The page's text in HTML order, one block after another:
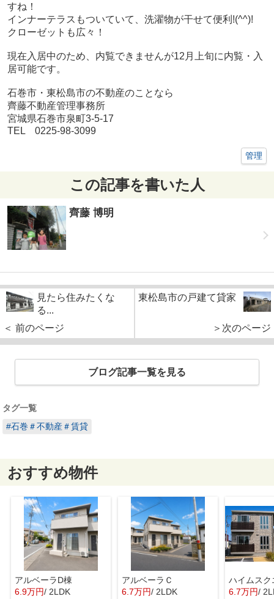
すね！
インナーテラスもついていて、洗濯物が干せて便利!(^^)!
クローゼットも広々！
現在入居中のため、内覧できませんが12月上旬に内覧・入
居可能です。
石巻市・東松島市の不動産のことなら
齊藤不動産管理事務所
宮城県石巻市泉町3-5-17
TEL 0225-98-3099
管理
この記事を書いた人
齊藤 博明
見たら住みたくな
る...
＜ 前のページ
東松島市の戸建て貸家
＞次のページ
ブログ記事一覧を見る
タグ一覧
#石巻＃不動産＃賃貸
おすすめ物件
アルベーラD棟
6.9万円/ 2LDK
アルベーラＣ
6.7万円/ 2LDK 6.7万円/